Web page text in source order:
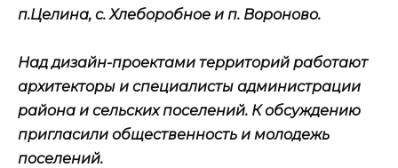
п.Целина, с. Хлеборобное и п. Вороново.
Над дизайн-проектами территорий работают
архитекторы и специалисты администрации
района и сельских поселений. К обсуждению
пригласили общественность и молодежь
поселений.